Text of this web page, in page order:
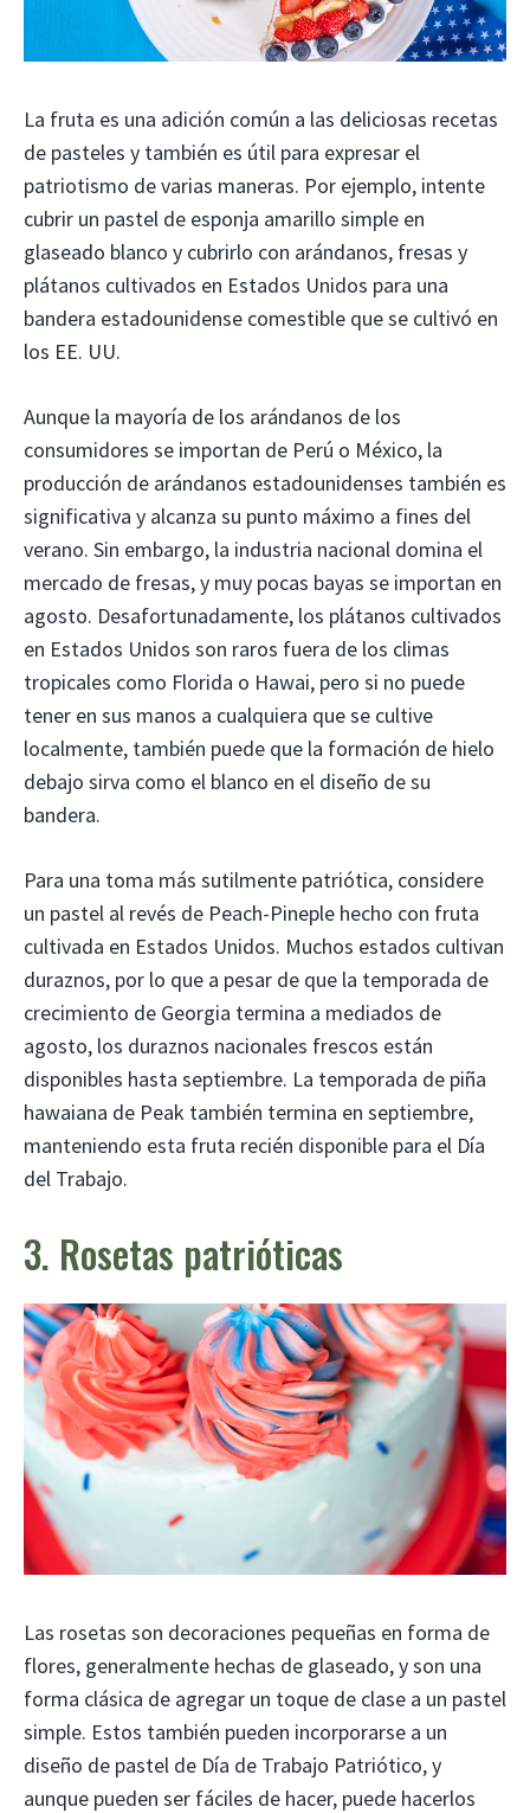
La fruta es una adición común a las deliciosas recetas
de pasteles y también es útil para expresar el
patriotismo de varias maneras. Por ejemplo, intente
cubrir un pastel de esponja amarillo simple en
glaseado blanco y cubrirlo con arándanos, fresas y
plátanos cultivados en Estados Unidos para una
bandera estadounidense comestible que se cultivó en
los EE. UU.
Aunque la mayoría de los arándanos de los
consumidores se importan de Perú o México, la
producción de arándanos estadounidenses también es
significativa y alcanza su punto máximo a fines del
verano. Sin embargo, la industria nacional domina el
mercado de fresas, y muy pocas bayas se importan en
agosto. Desafortunadamente, los plátanos cultivados
en Estados Unidos son raros fuera de los climas
tropicales como Florida o Hawai, pero si no puede
tener en sus manos a cualquiera que se cultive
localmente, también puede que la formación de hielo
debajo sirva como el blanco en el diseño de su
bandera.
Para una toma más sutilmente patriótica, considere
un pastel al revés de Peach-Pineple hecho con fruta
cultivada en Estados Unidos. Muchos estados cultivan
duraznos, por lo que a pesar de que la temporada de
crecimiento de Georgia termina a mediados de
agosto, los duraznos nacionales frescos están
disponibles hasta septiembre. La temporada de piña
hawaiana de Peak también termina en septiembre,
manteniendo esta fruta recién disponible para el Día
del Trabajo.
3. Rosetas patrióticas
Las rosetas son decoraciones pequeñas en forma de
flores, generalmente hechas de glaseado, y son una
forma clásica de agregar un toque de clase a un pastel
simple. Estos también pueden incorporarse a un
diseño de pastel de Día de Trabajo Patriótico, y
aunque pueden ser fáciles de hacer, puede hacerlos